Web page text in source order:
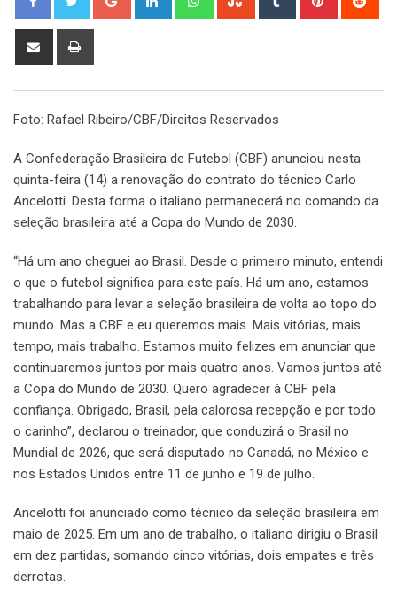
Share
Foto: Rafael Ribeiro/CBF/Direitos Reservados
A Confederação Brasileira de Futebol (CBF) anunciou nesta
quinta-feira (14) a renovação do contrato do técnico Carlo
Ancelotti. Desta forma o italiano permanecerá no comando da
seleção brasileira até a Copa do Mundo de 2030.
“Há um ano cheguei ao Brasil. Desde o primeiro minuto, entendi
o que o futebol significa para este país. Há um ano, estamos
trabalhando para levar a seleção brasileira de volta ao topo do
mundo. Mas a CBF e eu queremos mais. Mais vitórias, mais
tempo, mais trabalho. Estamos muito felizes em anunciar que
continuaremos juntos por mais quatro anos. Vamos juntos até
a Copa do Mundo de 2030. Quero agradecer à CBF pela
confiança. Obrigado, Brasil, pela calorosa recepção e por todo
o carinho”, declarou o treinador, que conduzirá o Brasil no
Mundial de 2026, que será disputado no Canadá, no México e
nos Estados Unidos entre 11 de junho e 19 de julho.
Ancelotti foi anunciado como técnico da seleção brasileira em
maio de 2025. Em um ano de trabalho, o italiano dirigiu o Brasil
em dez partidas, somando cinco vitórias, dois empates e três
derrotas.